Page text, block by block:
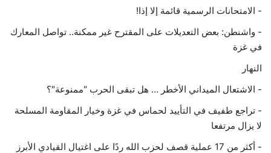
- الامتحانات الرسمية قائمة إلا إذا!
- واشنطن: بعض التعديلات على المقترح غير ممكنة.. تواصل المعارك
في غزة
النهار
- الاشتعال الميداني الأخطر … هل تبقى الحرب "ممنوعة"؟
- تراجع طفيف في التأييد لحماس في غزة وخيار المقاومة المسلحة
لا يزال مرتفعا
- أكثر من 17 عملية قصف لحزب الله ردًا على اغتيال القيادي الأبرز